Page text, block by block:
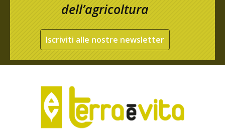
dell’agricoltura
Iscriviti alle nostre newsletter